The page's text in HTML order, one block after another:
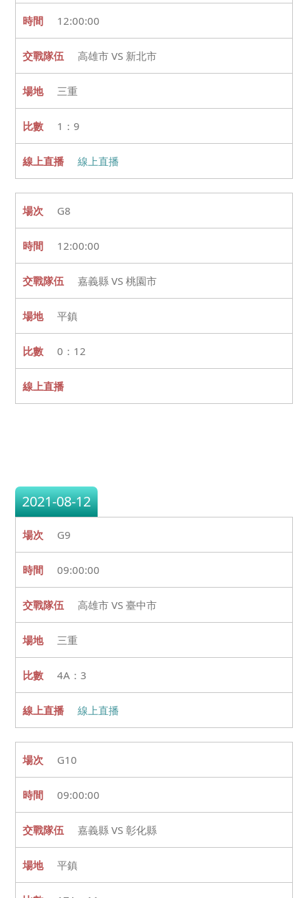
12:00:00
高雄市 VS 新北市
三重
1：9
線上直播
G8
12:00:00
嘉義縣 VS 桃園市
平鎮
0：12
2021-08-12
G9
09:00:00
高雄市 VS 臺中市
三重
4A：3
線上直播
G10
09:00:00
嘉義縣 VS 彰化縣
平鎮